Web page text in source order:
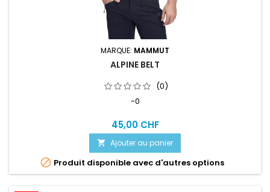
MARQUE: MAMMUT
ALPINE BELT
(0)
-0
45,00 CHF
 Ajouter au panier
 Produit disponible avec d'autres options